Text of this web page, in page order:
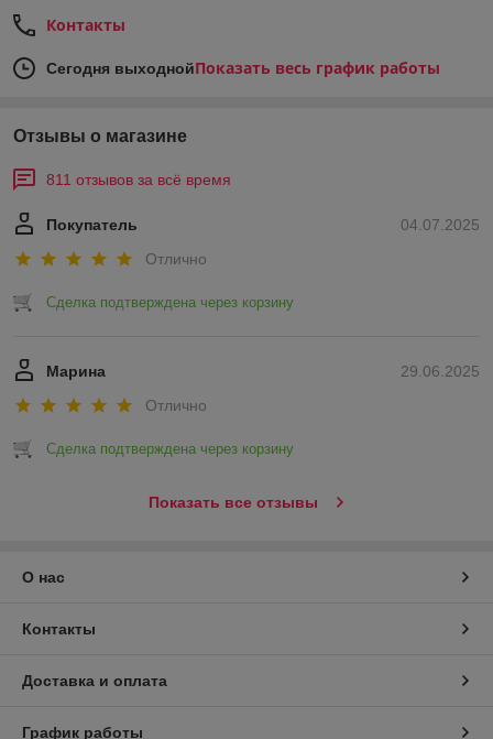
Контакты
Сегодня выходнойПоказать весь график работы
Отзывы о магазине
811 отзывов за всё время
04.07.2025
Покупатель
Отлично
Сделка подтверждена через корзину
29.06.2025
Марина
Отлично
Сделка подтверждена через корзину
Показать все отзывы
О нас
Контакты
Доставка и оплата
График работы